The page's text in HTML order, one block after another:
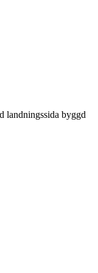
landningssida byggd